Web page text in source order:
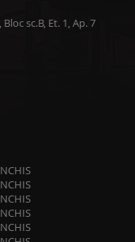
, Bloc sc.B, Et. 1, Ap. 7